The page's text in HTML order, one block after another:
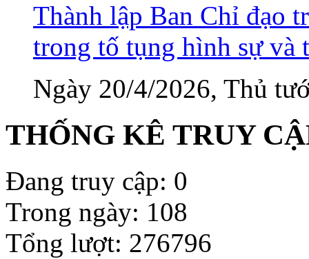
Thành lập Ban Chỉ đạo
trong tố tụng hình sự và
Ngày 20/4/2026, Thủ
THỐNG KÊ TRUY
Đang truy cập: 0
Trong ngày: 108
Tổng lượt: 276796